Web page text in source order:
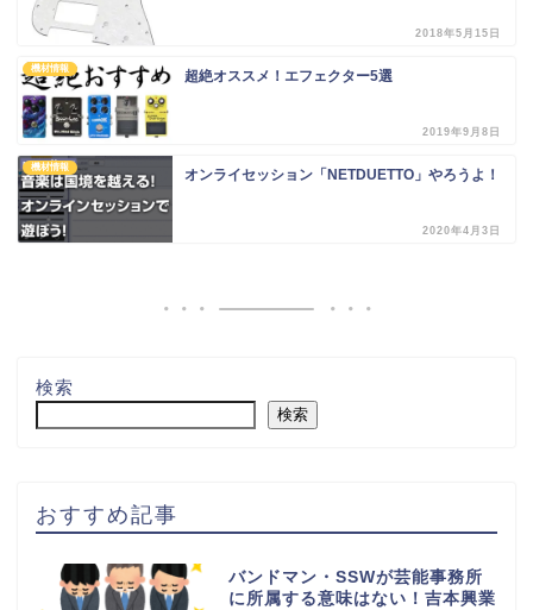
2018年5月15日
機材情報 超絶オススメ！エフェクター5選
2019年9月8日
機材情報 オンライセッション「NETDUETTO」やろうよ！
2020年4月3日
検索
検索
おすすめ記事
バンドマン・SSWが芸能事務所
に所属する意味はない！吉本興業